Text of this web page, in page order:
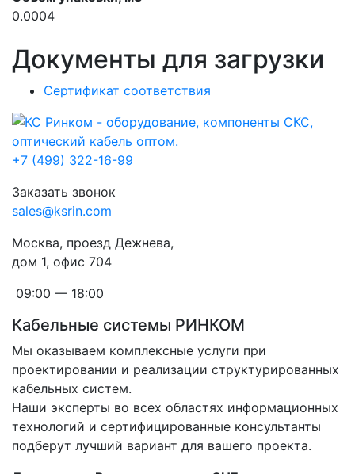
0.0004
Документы для загрузки
Сертификат соответствия
+7 (499) 322-16-99
Заказать звонок
sales@ksrin.com
Москва, проезд Дежнева,
дом 1, офис 704
09:00 — 18:00
Кабельные системы РИНКОМ
Мы оказываем комплексные услуги при
проектировании и реализации структурированных
кабельных систем.
Наши эксперты во всех областях информационных
технологий и сертифицированные консультанты
подберут лучший вариант для вашего проекта.